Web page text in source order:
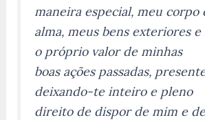
maneira especial, meu corpo
alma, meus bens exteriores
o próprio valor de minhas
boas ações passadas,
deixando-te inteiro e pleno
direito de dispor de mim e